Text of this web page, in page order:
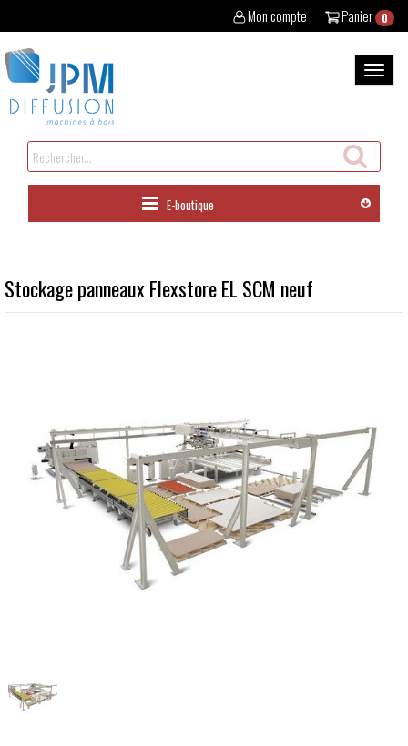
Panier 0
Mon compte
au
contenu
la
Rechercher
un
produit
E-boutique
Stockage panneaux Flexstore EL SCM neuf